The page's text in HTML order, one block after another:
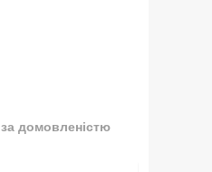
за домовленістю